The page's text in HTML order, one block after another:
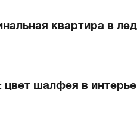
квартира в
цвет шалфея в